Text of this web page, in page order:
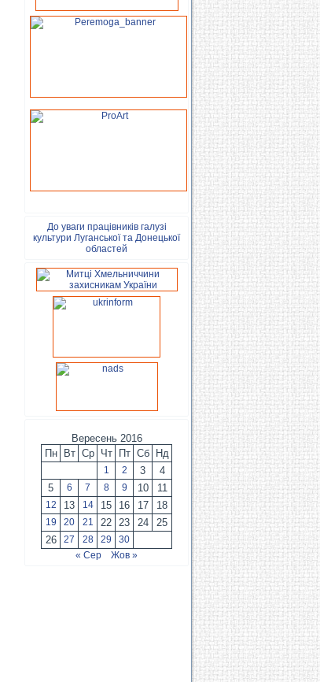
До уваги працівників галузі
культури Луганської та Донецької
областей
Вересень 2016
Пн
Вт Ср Чт Пт Сб Нд
1 2 3
4
5
6 7 8 9 10 11
12 13 14 15 16 17 18
19 20 21 22 23 24
25
26
27 28 29
30
« Сер
Жов »